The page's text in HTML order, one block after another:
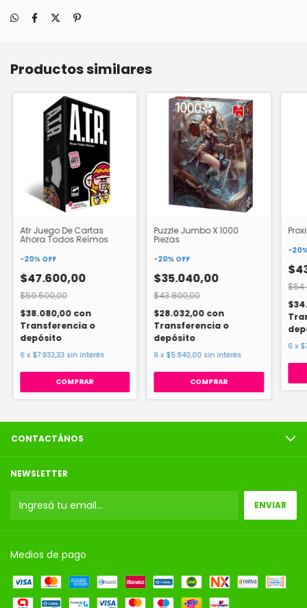
Productos similares
Atr Juego De Cartas
Ahora Todos Reímos
-20% OFF
$47.600,00
$59.500,00
$38.080,00 con
Transferencia o
depósito
6 x $7.933,33 sin interés
Puzzle Jumbo X 1000
Piezas
-20% OFF
$35.040,00
$43.800,00
$28.032,00 con
Transferencia o
depósito
6 x $5.840,00 sin interés
COMPRAR
-20
6 x
CONTACTÁNOS
NEWSLETTER
Medios de pago